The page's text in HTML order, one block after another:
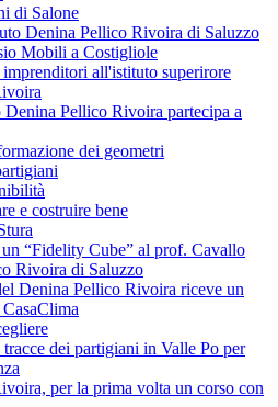
di Salone
Denina Pellico Rivoira di Saluzzo
Mobili a Costigliole
all'istituto superirore
Denina Pellico Rivoira partecipa a
dei geometri
e costruire bene
“Fidelity Cube” al prof. Cavallo
Rivoira di Saluzzo
Denina Pellico Rivoira riceve un
dei partigiani in Valle Po per
per la prima volta un corso con